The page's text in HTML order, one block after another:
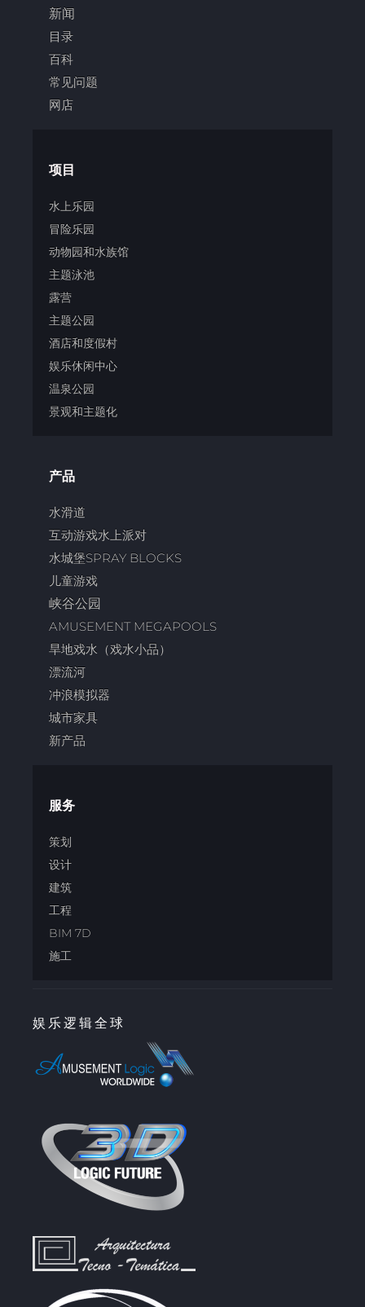
新闻
目录
百科
常见问题
网店
项目
水上乐园
冒险乐园
动物园和水族馆
主题泳池
露营
主题公园
酒店和度假村
娱乐休闲中心
温泉公园
景观和主题化
产品
水滑道
互动游戏水上派对
水城堡SPRAY BLOCKS
儿童游戏
峡谷公园
AMUSEMENT MEGAPOOLS
旱地戏水（戏水小品）
漂流河
冲浪模拟器
城市家具
新产品
服务
策划
设计
建筑
工程
BIM 7D
施工
娱乐逻辑全球